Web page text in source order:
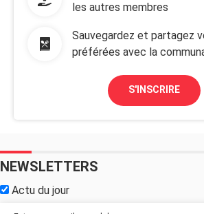
les autres membres
Sauvegardez et partagez
préférées avec la
S'INSCRIRE
NEWSLETTERS
Actu du jour